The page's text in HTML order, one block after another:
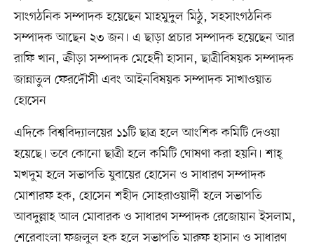
সাংগঠনিক সম্পাদক হয়েছেন মাহমুদুল মিঠু, সহসাংগঠনিক
সম্পাদক আছেন ২৩ জন। এ ছাড়া প্রচার সম্পাদক হয়েছেন আর
রাফি খান, ক্রীড়া সম্পাদক মেহেদী হাসান, ছাত্রীবিষয়ক সম্পাদক
জান্নাতুল ফেরদৌসী এবং আইনবিষয়ক সম্পাদক সাখাওয়াত
হোসেন
এদিকে বিশ্ববিদ্যালয়ের ১১টি ছাত্র হলে আংশিক কমিটি দেওয়া
হয়েছে। তবে কোনো ছাত্রী হলে কমিটি ঘোষণা করা হয়নি। শাহ্
মখদুম হলে সভাপতি যুবায়ের হোসেন ও সাধারণ সম্পাদক
মোশারফ হক, হোসেন শহীদ সোহরাওয়ার্দী হলে সভাপতি
আবদুল্লাহ আল মোবারক ও সাধারণ সম্পাদক রেজোয়ান ইসলাম,
শেরেবাংলা ফজলুল হক হলে সভাপতি মারুফ হাসান ও সাধারণ